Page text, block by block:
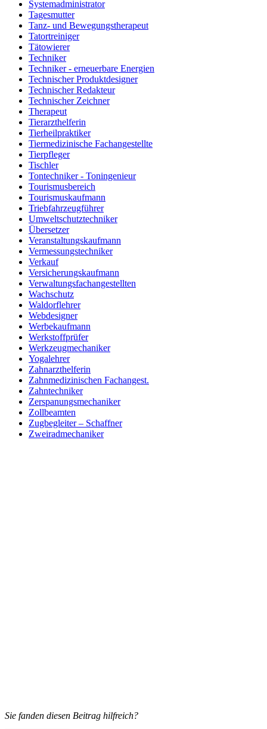
Systemadministrator
Tagesmutter
Tanz- und Bewegungstherapeut
Tatortreiniger
Tätowierer
Techniker
Techniker - erneuerbare Energien
Technischer Produktdesigner
Technischer Redakteur
Technischer Zeichner
Therapeut
Tierarzthelferin
Tierheilpraktiker
Tiermedizinische Fachangestellte
Tierpfleger
Tischler
Tontechniker - Toningenieur
Tourismusbereich
Tourismuskaufmann
Triebfahrzeugführer
Umweltschutztechniker
Übersetzer
Veranstaltungskaufmann
Vermessungstechniker
Verkauf
Versicherungskaufmann
Verwaltungsfachangestellten
Wachschutz
Waldorflehrer
Webdesigner
Werbekaufmann
Werkstoffprüfer
Werkzeugmechaniker
Yogalehrer
Zahnarzthelferin
Zahnmedizinischen Fachangest.
Zahntechniker
Zerspanungsmechaniker
Zollbeamten
Zugbegleiter – Schaffner
Zweiradmechaniker
Sie fanden diesen Beitrag hilfreich?